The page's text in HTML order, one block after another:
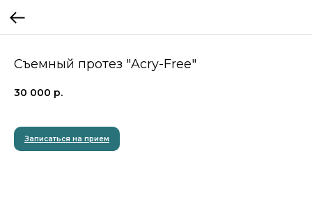
Съемный протез "Acry-Free"
30 000 р.
Записаться на прием